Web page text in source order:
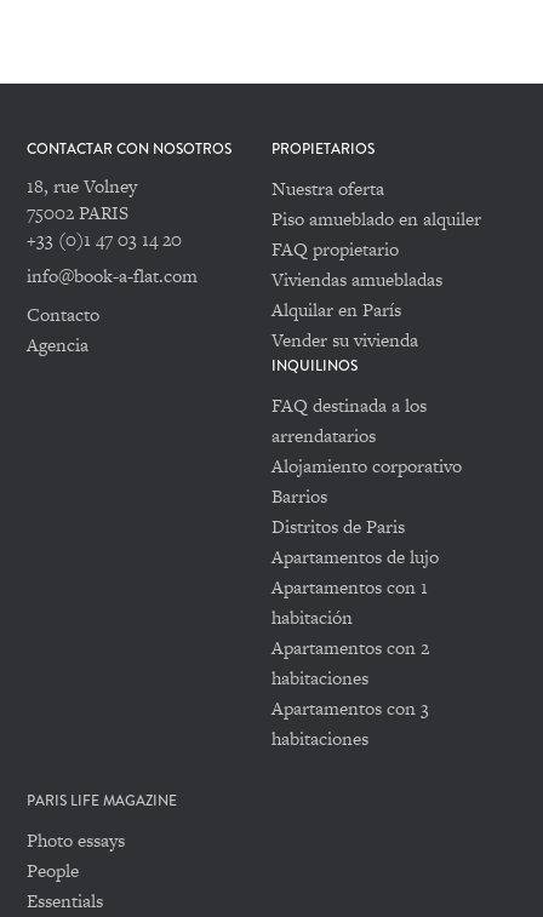
CONTACTAR CON NOSOTROS
18, rue Volney
75002 PARIS
+33 (0)1 47 03 14 20
info@book-a-flat.com
Contacto
Agencia
PROPIETARIOS
Nuestra oferta
Piso amueblado en alquiler
FAQ propietario
Viviendas amuebladas
Alquilar en París
Vender su vivienda
INQUILINOS
FAQ destinada a los
arrendatarios
Alojamiento corporativo
Barrios
Distritos de Paris
Apartamentos de lujo
Apartamentos con 1
habitación
Apartamentos con 2
habitaciones
Apartamentos con 3
habitaciones
PARIS LIFE MAGAZINE
Photo essays
People
Essentials